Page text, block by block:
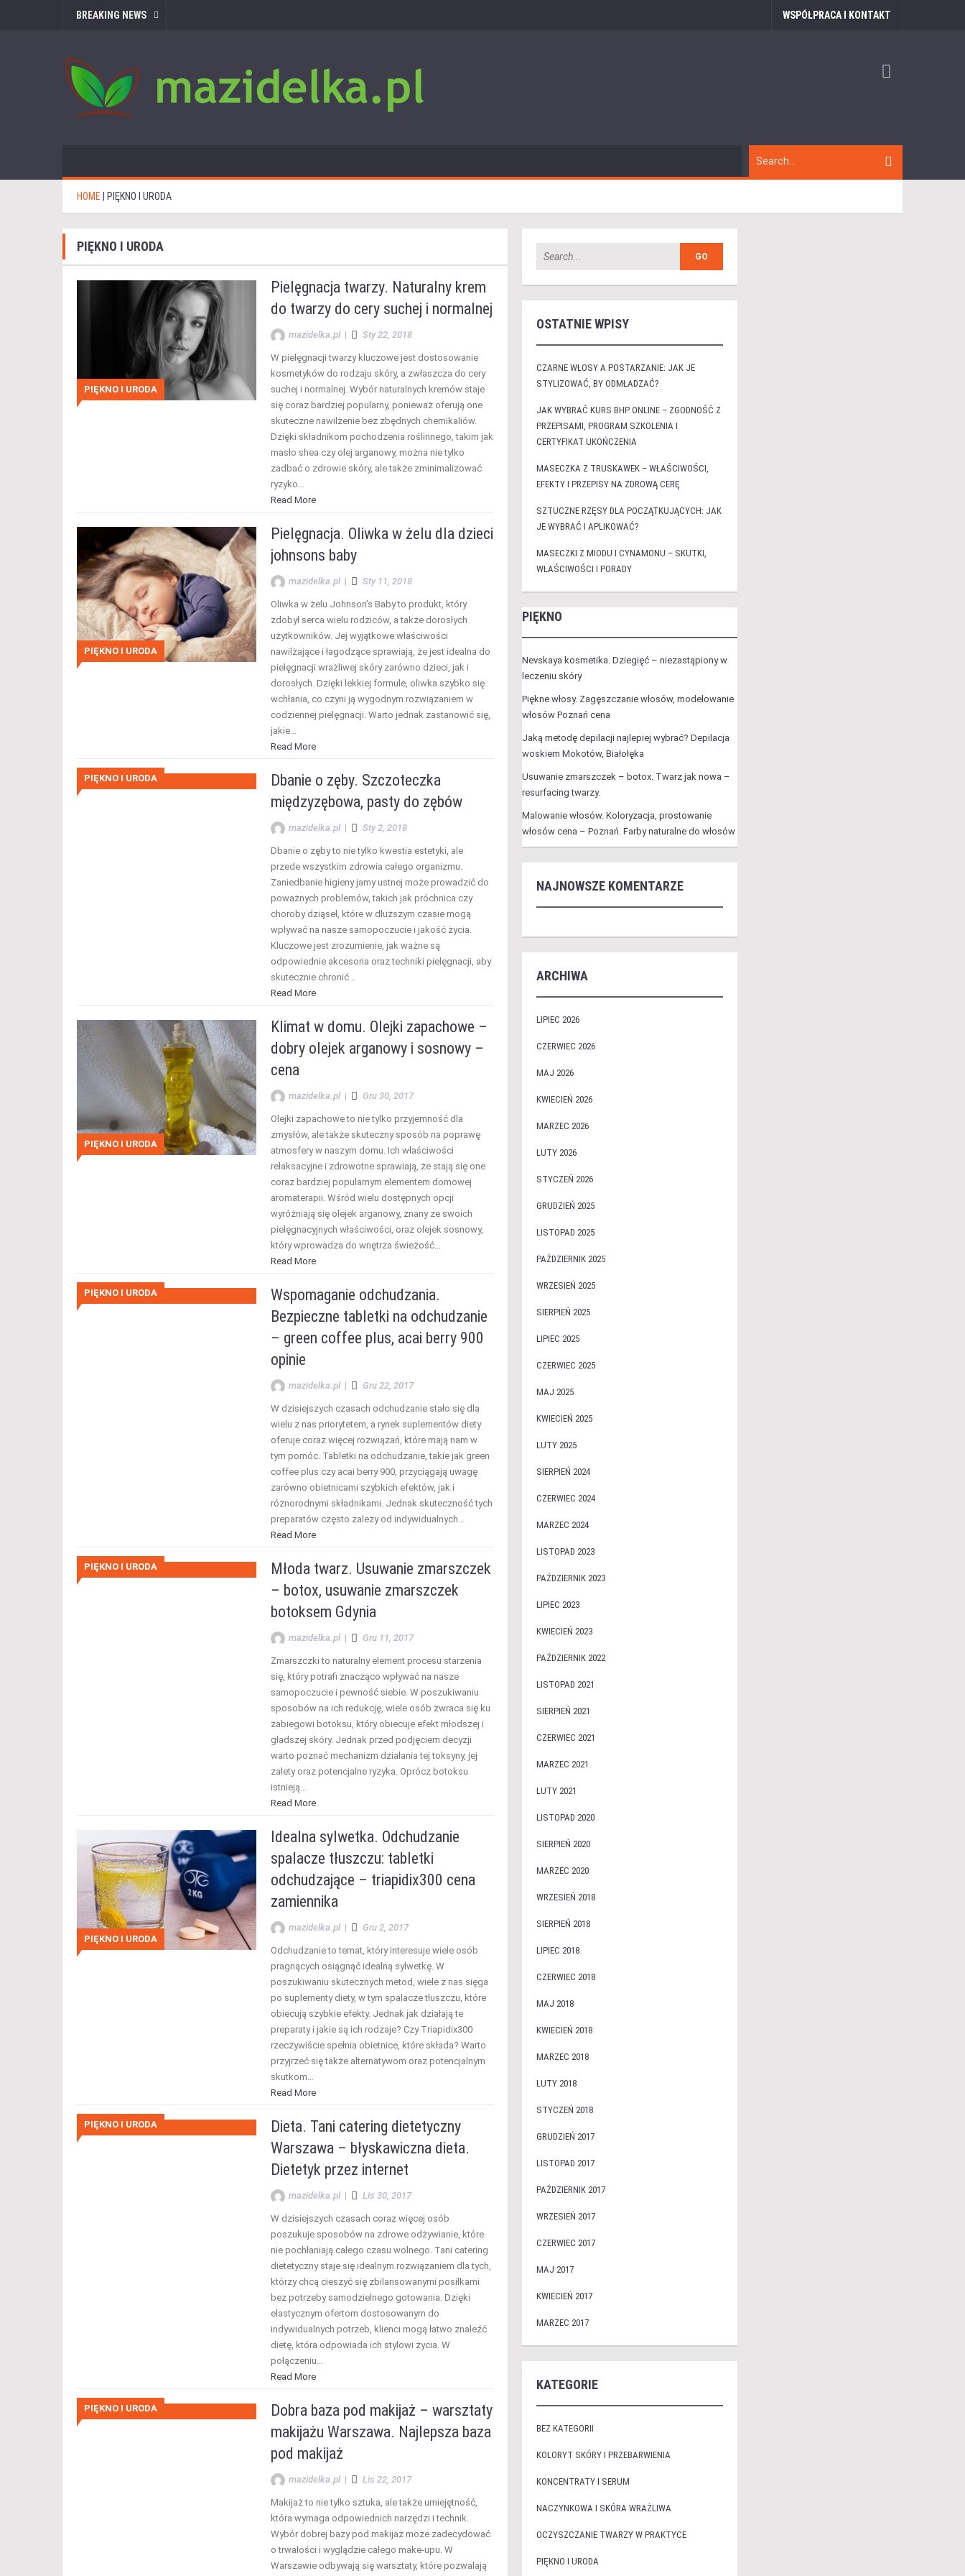
BREAKING NEWS WSPÓŁPRACA I KONTAKT
HOME PIĘKNO I URODA
PIĘKNO I URODA
PIĘKNO I URODA
Pielęgnacja twarzy. Naturalny krem
do twarzy do cery suchej i normalnej
mazidelka.pl | Sty 22, 2018
W pielęgnacji twarzy kluczowe jest dostosowanie
kosmetyków do rodzaju skóry, a zwłaszcza do cery
suchej i normalnej. Wybór naturalnych kremów staje
się coraz bardziej popularny, ponieważ oferują one
skuteczne nawilżenie bez zbędnych chemikaliów.
Dzięki składnikom pochodzenia roślinnego, takim jak
masło shea czy olej arganowy, można nie tylko
zadbać o zdrowie skóry, ale także zminimalizować
ryzyko…
Read More
PIĘKNO I URODA
Pielęgnacja. Oliwka w żelu dla dzieci
johnsons baby
mazidelka.pl | Sty 11, 2018
Oliwka w żelu Johnson’s Baby to produkt, który
zdobył serca wielu rodziców, a także dorosłych
użytkowników. Jej wyjątkowe właściwości
nawilżające i łagodzące sprawiają, że jest idealna do
pielęgnacji wrażliwej skóry zarówno dzieci, jak i
dorosłych. Dzięki lekkiej formule, oliwka szybko się
wchłania, co czyni ją wygodnym rozwiązaniem w
codziennej pielęgnacji. Warto jednak zastanowić się,
jakie…
Read More
PIĘKNO I URODA
Dbanie o zęby. Szczoteczka
międzyzębowa, pasty do zębów
mazidelka.pl | Sty 2, 2018
Dbanie o zęby to nie tylko kwestia estetyki, ale
przede wszystkim zdrowia całego organizmu.
Zaniedbanie higieny jamy ustnej może prowadzić do
poważnych problemów, takich jak próchnica czy
choroby dziąseł, które w dłuższym czasie mogą
wpływać na nasze samopoczucie i jakość życia.
Kluczowe jest zrozumienie, jak ważne są
odpowiednie akcesoria oraz techniki pielęgnacji, aby
skutecznie chronić…
Read More
PIĘKNO I URODA
Klimat w domu. Olejki zapachowe –
dobry olejek arganowy i sosnowy –
cena
mazidelka.pl | Gru 30, 2017
Olejki zapachowe to nie tylko przyjemność dla
zmysłów, ale także skuteczny sposób na poprawę
atmosfery w naszym domu. Ich właściwości
relaksacyjne i zdrowotne sprawiają, że stają się one
coraz bardziej popularnym elementem domowej
aromaterapii. Wśród wielu dostępnych opcji
wyróżniają się olejek arganowy, znany ze swoich
pielęgnacyjnych właściwości, oraz olejek sosnowy,
który wprowadza do wnętrza świeżość…
Read More
PIĘKNO I URODA
Wspomaganie odchudzania.
Bezpieczne tabletki na odchudzanie
– green coffee plus, acai berry 900
opinie
mazidelka.pl | Gru 22, 2017
W dzisiejszych czasach odchudzanie stało się dla
wielu z nas priorytetem, a rynek suplementów diety
oferuje coraz więcej rozwiązań, które mają nam w
tym pomóc. Tabletki na odchudzanie, takie jak green
coffee plus czy acai berry 900, przyciągają uwagę
zarówno obietnicami szybkich efektów, jak i
różnorodnymi składnikami. Jednak skuteczność tych
preparatów często zależy od indywidualnych…
Read More
PIĘKNO I URODA
Młoda twarz. Usuwanie zmarszczek
– botox, usuwanie zmarszczek
botoksem Gdynia
mazidelka.pl | Gru 11, 2017
Zmarszczki to naturalny element procesu starzenia
się, który potrafi znacząco wpływać na nasze
samopoczucie i pewność siebie. W poszukiwaniu
sposobów na ich redukcję, wiele osób zwraca się ku
zabiegowi botoksu, który obiecuje efekt młodszej i
gładszej skóry. Jednak przed podjęciem decyzji
warto poznać mechanizm działania tej toksyny, jej
zalety oraz potencjalne ryzyka. Oprócz botoksu
istnieją…
Read More
PIĘKNO I URODA
Idealna sylwetka. Odchudzanie
spalacze tłuszczu: tabletki
odchudzające – triapidix300 cena
zamiennika
mazidelka.pl | Gru 2, 2017
Odchudzanie to temat, który interesuje wiele osób
pragnących osiągnąć idealną sylwetkę. W
poszukiwaniu skutecznych metod, wiele z nas sięga
po suplementy diety, w tym spalacze tłuszczu, które
obiecują szybkie efekty. Jednak jak działają te
preparaty i jakie są ich rodzaje? Czy Triapidix300
rzeczywiście spełnia obietnice, które składa? Warto
przyjrzeć się także alternatywom oraz potencjalnym
skutkom…
Read More
PIĘKNO I URODA
Dieta. Tani catering dietetyczny
Warszawa – błyskawiczna dieta.
Dietetyk przez internet
mazidelka.pl | Lis 30, 2017
W dzisiejszych czasach coraz więcej osób
poszukuje sposobów na zdrowe odżywianie, które
nie pochłaniają całego czasu wolnego. Tani catering
dietetyczny staje się idealnym rozwiązaniem dla tych,
którzy chcą cieszyć się zbilansowanymi posiłkami
bez potrzeby samodzielnego gotowania. Dzięki
elastycznym ofertom dostosowanym do
indywidualnych potrzeb, klienci mogą łatwo znaleźć
dietę, która odpowiada ich stylowi życia. W
połączeniu…
Read More
PIĘKNO I URODA
Dobra baza pod makijaż – warsztaty
makijażu Warszawa. Najlepsza baza
pod makijaż
mazidelka.pl | Lis 22, 2017
Makijaż to nie tylko sztuka, ale także umiejętność,
która wymaga odpowiednich narzędzi i technik.
Wybór dobrej bazy pod makijaż może zadecydować
o trwałości i wyglądzie całego make-upu. W
Warszawie odbywają się warsztaty, które pozwalają
OSTATNIE WPISY
CZARNE WŁOSY A POSTARZANIE: JAK JE
STYLIZOWAĆ, BY ODMŁADZAĆ?
JAK WYBRAĆ KURS BHP ONLINE – ZGODNOŚĆ Z
PRZEPISAMI, PROGRAM SZKOLENIA I
CERTYFIKAT UKOŃCZENIA
MASECZKA Z TRUSKAWEK – WŁAŚCIWOŚCI,
EFEKTY I PRZEPISY NA ZDROWĄ CERĘ
SZTUCZNE RZĘSY DLA POCZĄTKUJĄCYCH: JAK
JE WYBRAĆ I APLIKOWAĆ?
MASECZKI Z MIODU I CYNAMONU – SKUTKI,
WŁAŚCIWOŚCI I PORADY
PIĘKNO
Nevskaya kosmetika. Dziegięć – niezastąpiony w
leczeniu skóry
Piękne włosy. Zagęszczanie włosów, modelowanie
włosów Poznań cena
Jaką metodę depilacji najlepiej wybrać? Depilacja
woskiem Mokotów, Białołęka
Usuwanie zmarszczek – botox. Twarz jak nowa –
resurfacing twarzy.
Malowanie włosów. Koloryzacja, prostowanie
włosów cena – Poznań. Farby naturalne do włosów
NAJNOWSZE KOMENTARZE
ARCHIWA
LIPIEC 2026
CZERWIEC 2026
MAJ 2026
KWIECIEŃ 2026
MARZEC 2026
LUTY 2026
STYCZEŃ 2026
GRUDZIEŃ 2025
LISTOPAD 2025
PAŹDZIERNIK 2025
WRZESIEŃ 2025
SIERPIEŃ 2025
LIPIEC 2025
CZERWIEC 2025
MAJ 2025
KWIECIEŃ 2025
LUTY 2025
SIERPIEŃ 2024
CZERWIEC 2024
MARZEC 2024
LISTOPAD 2023
PAŹDZIERNIK 2023
LIPIEC 2023
KWIECIEŃ 2023
PAŹDZIERNIK 2022
LISTOPAD 2021
SIERPIEŃ 2021
CZERWIEC 2021
MARZEC 2021
LUTY 2021
LISTOPAD 2020
SIERPIEŃ 2020
MARZEC 2020
WRZESIEŃ 2018
SIERPIEŃ 2018
LIPIEC 2018
CZERWIEC 2018
MAJ 2018
KWIECIEŃ 2018
MARZEC 2018
LUTY 2018
STYCZEŃ 2018
GRUDZIEŃ 2017
LISTOPAD 2017
PAŹDZIERNIK 2017
WRZESIEŃ 2017
CZERWIEC 2017
MAJ 2017
KWIECIEŃ 2017
MARZEC 2017
KATEGORIE
BEZ KATEGORII
KOLORYT SKÓRY I PRZEBARWIENIA
KONCENTRATY I SERUM
NACZYNKOWA I SKÓRA WRAŻLIWA
OCZYSZCZANIE TWARZY W PRAKTYCE
PIĘKNO I URODA